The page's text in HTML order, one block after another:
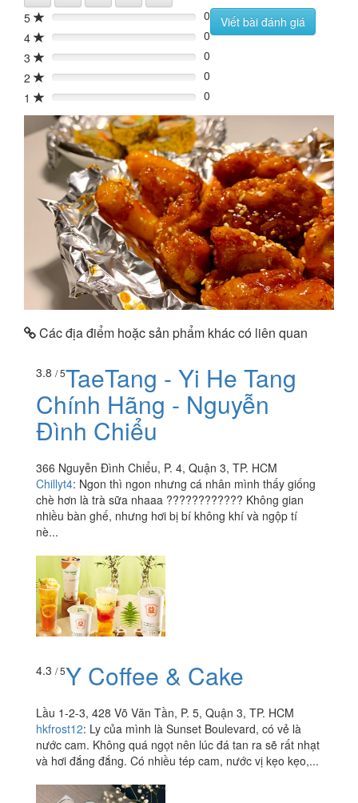
5 0%
0
4
0%
0
3
0%
0
2
0%
0
1
0% 0
Viết bài đánh giá
Các địa điểm hoặc sản phẩm khác có liên quan
3.8 / 5TaeTang - Yi He Tang
Chính Hãng - Nguyễn
Đình Chiểu
366 Nguyễn Đình Chiểu, P. 4, Quận 3, TP. HCM
Chillyt4: Ngon thì ngon nhưng cá nhân mình thấy giống
chè hơn là trà sữa nhaaa ???????????? Không gian
nhiều bàn ghế, nhưng hơi bị bí không khí và ngộp tí
nè...
4.3 / 5Y Coffee & Cake
Lầu 1-2-3, 428 Võ Văn Tần, P. 5, Quận 3, TP. HCM
hkfrost12: Ly của mình là Sunset Boulevard, có vẻ là
nước cam. Không quá ngọt nên lúc đá tan ra sẽ rất nhạt
và hơi đắng đắng. Có nhiều tép cam, nước vị kẹo kẹo,...